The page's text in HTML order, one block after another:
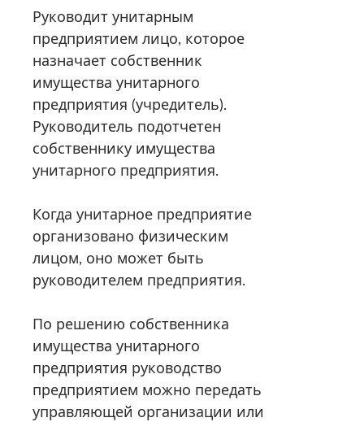
Руководит унитарным
предприятием лицо, которое
назначает собственник
имущества унитарного
предприятия (учредитель).
Руководитель подотчетен
собственнику имущества
унитарного предприятия.
Когда унитарное предприятие
организовано физическим
лицом, оно может быть
руководителем предприятия.
По решению собственника
имущества унитарного
предприятия руководство
предприятием можно передать
управляющей организации или